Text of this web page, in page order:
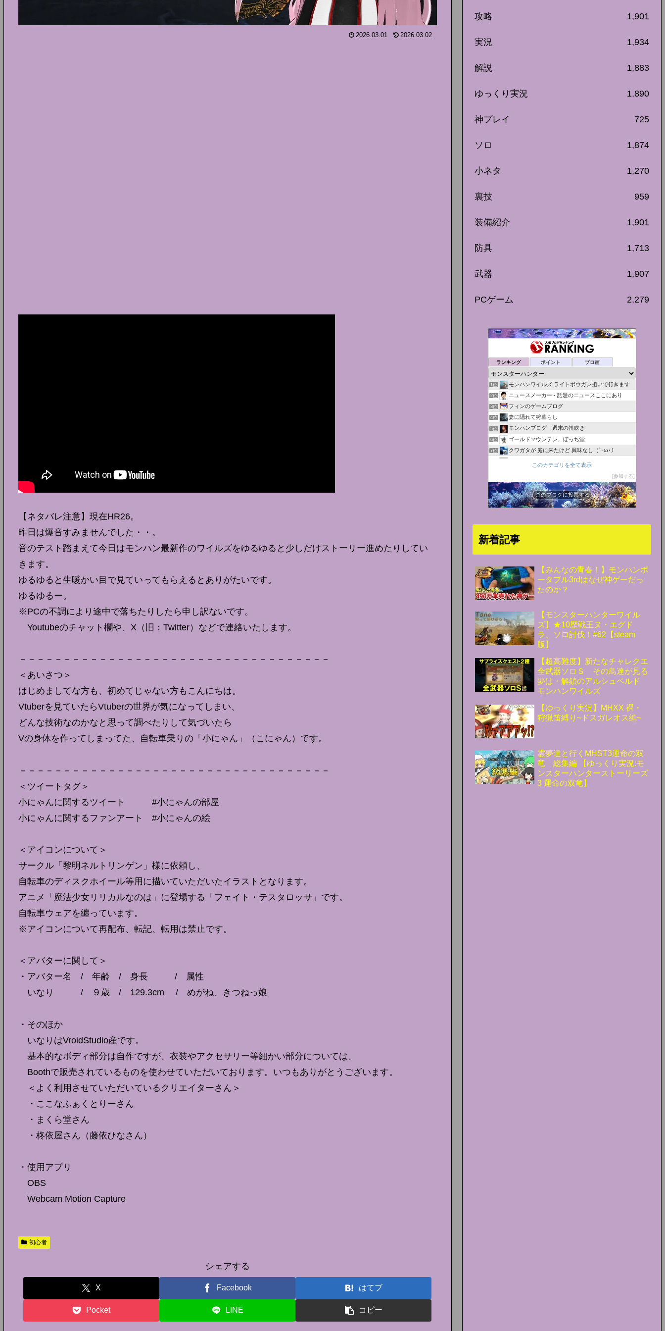
2026.03.01 2026.03.02
【ネタバレ注意】現在HR26。
昨日は爆音すみませんでした・・。
音のテスト踏まえて今日はモンハン最新作のワイルズをゆるゆると少しだけストーリー進めたりしてい
きます。
ゆるゆると生暖かい目で見ていってもらえるとありがたいです。
ゆるゆるー。
※PCの不調により途中で落ちたりしたら申し訳ないです。
Youtubeのチャット欄や、X（旧：Twitter）などで連絡いたします。
－－－－－－－－－－－－－－－－－－－－－－－－－－－－－－－－－－－
＜あいさつ＞
はじめましてな方も、初めてじゃない方もこんにちは。
Vtuberを見ていたらVtuberの世界が気になってしまい、
どんな技術なのかなと思って調べたりして気づいたら
Vの身体を作ってしまってた、自転車乗りの「小にゃん」（こにゃん）です。
－－－－－－－－－－－－－－－－－－－－－－－－－－－－－－－－－－－
＜ツイートタグ＞
小にゃんに関するツイート #小にゃんの部屋
小にゃんに関するファンアート #小にゃんの絵
＜アイコンについて＞
サークル「黎明ネルトリンゲン」様に依頼し、
自転車のディスクホイール等用に描いていただいたイラストとなります。
アニメ「魔法少女リリカルなのは」に登場する「フェイト・テスタロッサ」です。
自転車ウェアを纏っています。
※アイコンについて再配布、転記、転用は禁止です。
＜アバターに関して＞
・アバター名 / 年齢 / 身長 / 属性
いなり / ９歳 / 129.3cm / めがね、きつねっ娘
・そのほか
いなりはVroidStudio産です。
基本的なボディ部分は自作ですが、衣装やアクセサリー等細かい部分については、
Boothで販売されているものを使わせていただいております。いつもありがとうございます。
＜よく利用させていただいているクリエイターさん＞
・ここなふぁくとりーさん
・まくら堂さん
・柊依屋さん（藤依ひなさん）
・使用アプリ
OBS
Webcam Motion Capture
初心者
シェアする
X Facebook はてブ
Pocket LINE コピー
攻略 1,901
実況 1,934
解説 1,883
ゆっくり実況 1,890
神プレイ 725
ソロ 1,874
小ネタ 1,270
裏技 959
装備紹介 1,901
防具 1,713
武器 1,907
PCゲーム 2,279
ランキング ポイント ブロ画
1位 モンハンワイルズ ライトボウガン担いで行きます
2位 ニュースメーカー - 話題のニュースここにあり
3位 フィンのゲームブログ
4位 妻に隠れて狩暮らし
5位 モンハンブログ 週末の笛吹き
6位 ゴールドマウンテン、ぼっち堂
7位 クワガタが 庭に来たけど 興味なし（´･ω･）
10位 AshDash Blog
11位 にわかゲーマー奮闘記
12位 モンハンを１０倍楽しむ！
15位 まあ、日記です(笑)
このカテゴリを全て表示
参加する
このブログに投票する
新着記事
【みんなの青春！】モンハンポ
ータブル3rdはなぜ神ゲーだっ
たのか？
【モンスターハンターワイル
ズ】★10歴戦王ヌ・エグド
ラ、ソロ討伐！#62【steam
版】
【超高難度】新たなチャレクエ
全武器ソロＳ その鳥達が見る
夢は・解鎖のアルシュベルド
モンハンワイルズ
【ゆっくり実況】MHXX 裸・
狩猟笛縛り~ドスガレオス編~
霊夢達と行くMHST3運命の双
竜 総集編 【ゆっくり実況:モ
ンスターハンターストーリーズ
3 運命の双竜】